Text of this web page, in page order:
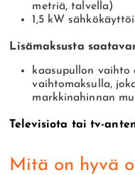
metriä, talvella)
1,5 kW
Lisämaksusta
kaasupullon vaihto
vaihtomaksulla,
markkinahinnan
Televisiota tai tv-
Mitä on hyvä